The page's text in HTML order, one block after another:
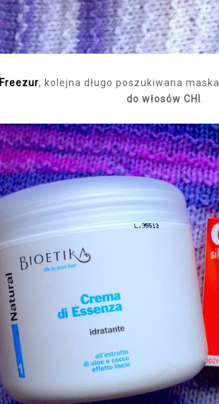
Freezur, kolejna długo poszukiwana maska
do włosów CHI